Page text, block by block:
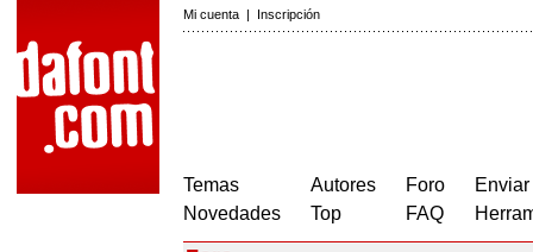
Mi cuenta | Inscripción
Temas
Novedades
Autores
Top
Foro
FAQ